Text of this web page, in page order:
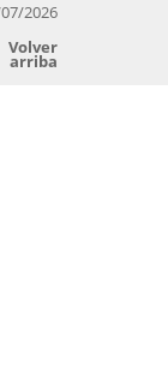
2026
Volver
arriba